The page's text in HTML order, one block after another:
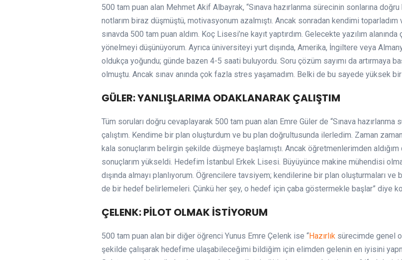
500 tam puan alan Mehmet Akif Albayrak, “Sınava hazırlanma sürecinin sonlarına
notlarım biraz düşmüştü, motivasyonum azalmıştı. Ancak sonradan kendimi
sınavda 500 tam puan aldım. Koç Lisesi’ne kayıt yaptırdım. Gelecekte yazılım
yönelmeyi düşünüyorum. Ayrıca üniversiteyi yurt dışında, Amerika, İngiltere veya
oldukça yoğundu; günde bazen 4-5 saati buluyordu. Soru çözüm sayımı da artırmaya
olmuştu. Ancak sınav anında çok fazla stres yaşamadım. Belki de bu sayede yüksek
GÜLER: YANLIŞLARIMA ODAKLANARAK ÇALIŞTIM
Tüm soruları doğru cevaplayarak 500 tam puan alan Emre Güler de “Sınava
çalıştım. Kendime bir plan oluşturdum ve bu plan doğrultusunda ilerledim. Zaman
kala sonuçlarım belirgin şekilde düşmeye başlamıştı. Ancak öğretmenlerimden
sonuçlarım yükseldi. Hedefim İstanbul Erkek Lisesi. Büyüyünce makine mühendisi
dışında almayı planlıyorum. Öğrencilere tavsiyem; kendilerine bir plan oluşturmaları ve
de bir hedef belirlemeleri. Çünkü her şey, o hedef için çaba göstermekle başlar” diye
ÇELENK: PİLOT OLMAK İSTİYORUM
500 tam puan alan bir diğer öğrenci Yunus Emre Çelenk ise “Hazırlık sürecimde genel
şekilde çalışarak hedefime ulaşabileceğimi bildiğim için elimden gelenin en iyisini